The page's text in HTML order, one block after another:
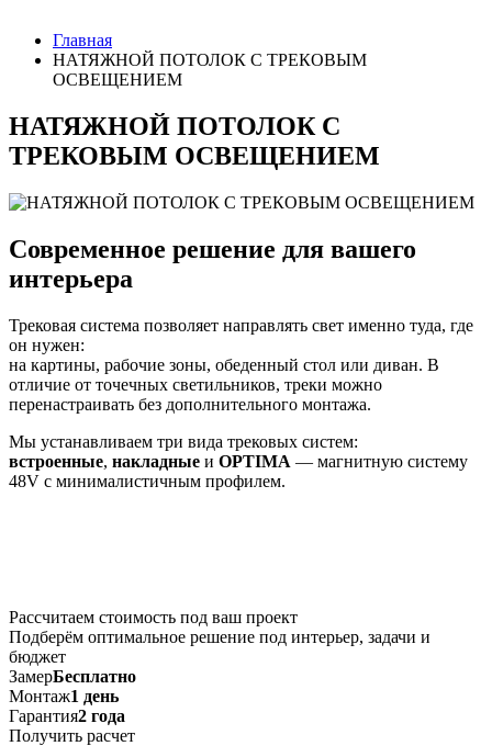
Главная
НАТЯЖНОЙ ПОТОЛОК С ТРЕКОВЫМ
ОСВЕЩЕНИЕМ
НАТЯЖНОЙ ПОТОЛОК С
ТРЕКОВЫМ ОСВЕЩЕНИЕМ
Современное решение для вашего
интерьера
Трековая система позволяет направлять свет именно туда, где
он нужен:
на картины, рабочие зоны, обеденный стол или диван. В
отличие от точечных светильников, треки можно
перенастраивать без дополнительного монтажа.
Мы устанавливаем три вида трековых систем:
встроенные, накладные и OPTIMA — магнитную систему
48V с минималистичным профилем.
Рассчитаем стоимость под ваш проект
Подберём оптимальное решение под интерьер, задачи и
бюджет
ЗамерБесплатно
Монтаж1 день
Гарантия2 года
Получить расчет